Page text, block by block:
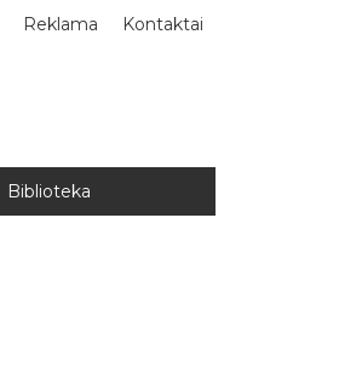
Reklama Kontaktai
Biblioteka